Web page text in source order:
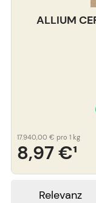
ALLIUM
8,97 €¹
17.940,00 € pro 1 kg